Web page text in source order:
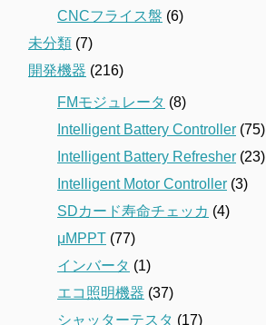
CNCフライス盤 (6)
未分類 (7)
開発機器 (216)
FMモジュレータ (8)
Intelligent Battery Controller (75)
Intelligent Battery Refresher (23)
Intelligent Motor Controller (3)
SDカード寿命チェッカ (4)
μMPPT (77)
インバータ (1)
エコ照明機器 (37)
シャッターテスタ (17)